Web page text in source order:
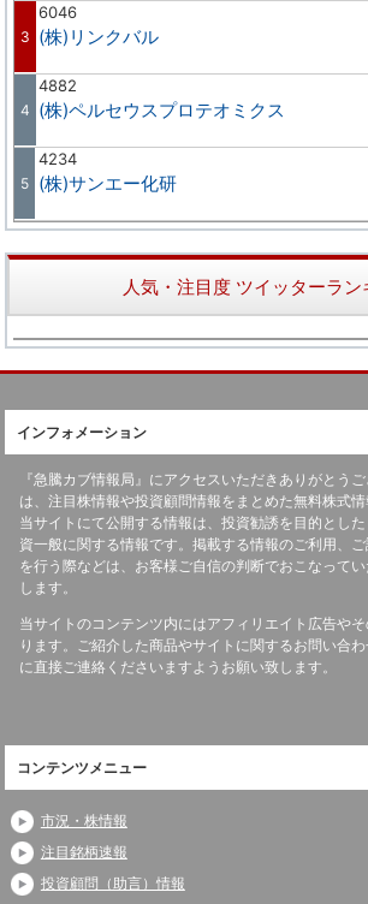
3
6046
(株)リンクバル
4
4882
(株)ペルセウスプロテオミクス
5
4234
(株)サンエー化研
人気・注目度 ツイッターラン
インフォメーション
『急騰カブ情報局』にアクセスいただきありがとう
は、注目株情報や投資顧問情報をまとめた無料株式情
当サイトにて公開する情報は、投資勧誘を目的とし
資一般に関する情報です。掲載する情報のご利用、
を行う際などは、お客様ご自信の判断でおこなって
します。
当サイトのコンテンツ内にはアフィリエイト広告や
ります。ご紹介した商品やサイトに関するお問い合
に直接ご連絡くださいますようお願い致します。
コンテンツメニュー
市況・株情報
注目銘柄速報
投資顧問（助言）情報